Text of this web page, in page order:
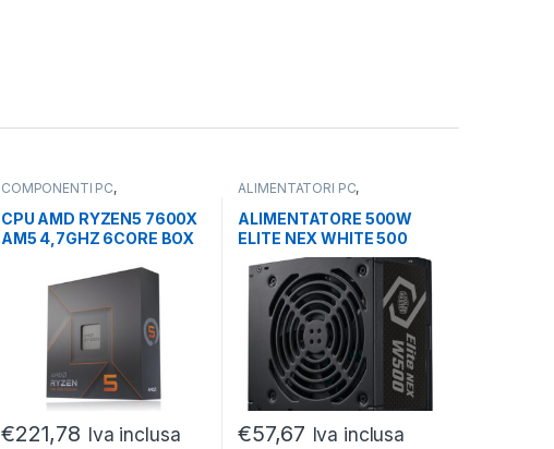
COMPONENTI PC,
AMD
CPU AMD RYZEN5 7600X
AM5 4,7GHZ 6CORE BOX
€221,78 Iva inclusa
ALIMENTATORI PC,
1000 WATT
ALIMENTATORE 500W
ELITE NEX WHITE 500
240V PFC ATTIVO 1-FAN
120MM
€57,67 Iva inclusa